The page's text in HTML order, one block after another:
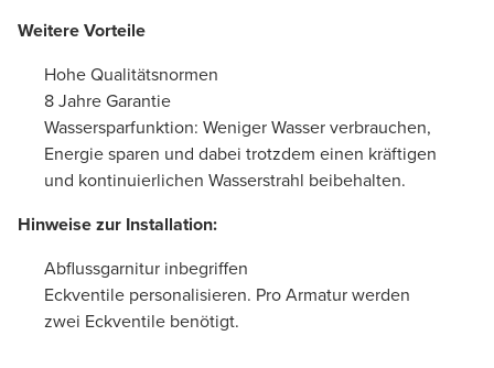
Weitere Vorteile
Hohe Qualitätsnormen
8 Jahre Garantie
Wassersparfunktion: Weniger Wasser verbrauchen,
Energie sparen und dabei trotzdem einen kräftigen
und kontinuierlichen Wasserstrahl beibehalten.
Hinweise zur Installation:
Abflussgarnitur inbegriffen
Eckventile personalisieren. Pro Armatur werden
zwei Eckventile benötigt.